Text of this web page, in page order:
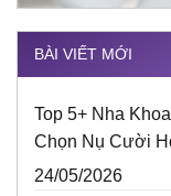
BÀI VIẾT MỚI
Top 5+ Nha
Chọn Nụ Cười
24/05/2026